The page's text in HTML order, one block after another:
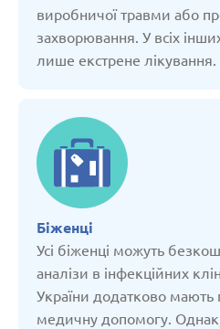
виробничої травми або
захворювання. У всіх
лише екстрене лікування.
Біженці
Усі біженці можуть
аналізи в інфекційних
України додатково мають
медичну допомогу. Однак,
Німеччина
Російська
Сербія
Словакія
Словенія